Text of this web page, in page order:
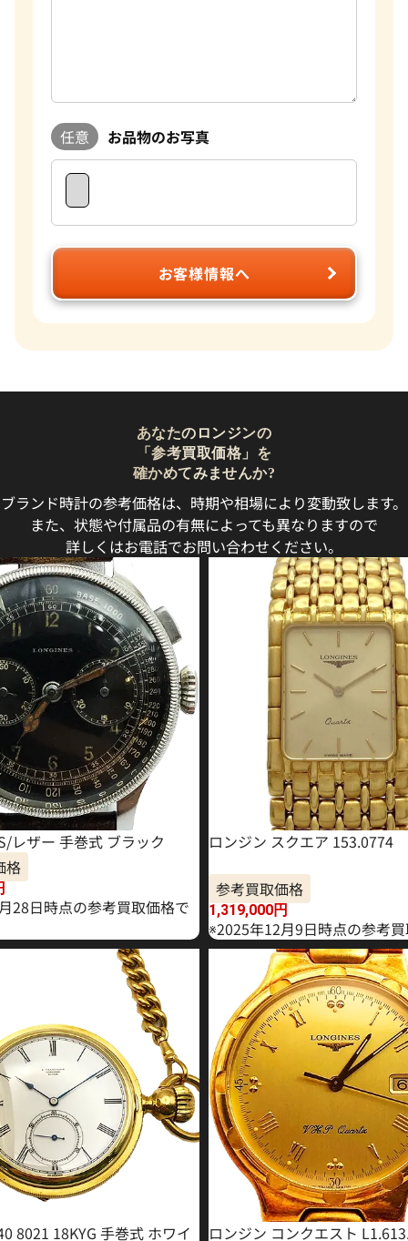
任意 お品物のお写真
お客様情報へ
あなたのロンジンの
「参考買取価格」を
確かめてみませんか?
ブランド時計の参考価格は、時期や相場により変動致します。
また、状態や付属品の有無によっても異なりますので
詳しくはお電話でお問い合わせください。
レザー 手巻式 ブラック
格
28日時点の参考買取価格で
ロンジン スクエア 153.0774
参考買取価格
1,319,000円
※2025年12月9日時点の参考
8021 18KYG 手巻式 ホワイ ロンジン コンクエスト